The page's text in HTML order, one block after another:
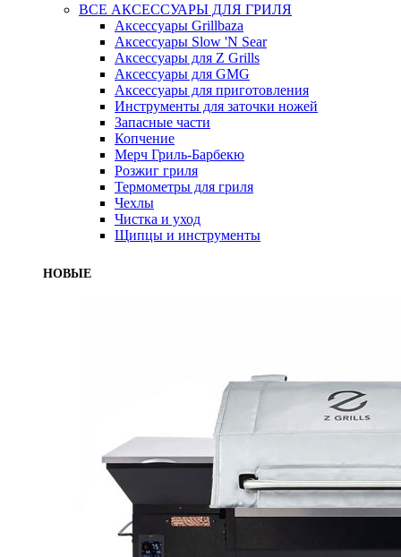
ВСЕ АКСЕССУАРЫ ДЛЯ ГРИЛЯ
Аксессуары Grillbaza
Аксессуары Slow 'N Sear
Аксессуары для Z Grills
Аксессуары для GMG
Аксессуары для приготовления
Инструменты для заточки ножей
Запасные части
Копчение
Мерч Гриль-Барбекю
Розжиг гриля
Термометры для гриля
Чехлы
Чистка и уход
Щипцы и инструменты
НОВЫЕ